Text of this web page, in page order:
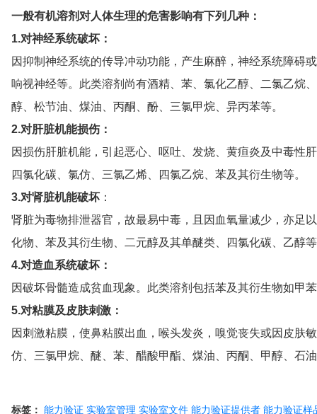
一般有机溶剂对人体生理的危害影响有下列几种：
1.对神经系统破坏：
因抑制神经系统的传导冲动功能，产生麻醉，神经系统障碍
响视神经等。此类溶剂尚有酒精、苯、氯化乙醇、二氯乙烷
醇、松节油、煤油、丙酮、酚、三氯甲烷、异丙苯等。
2.对肝脏机能损伤：
因损伤肝脏机能，引起恶心、呕吐、发烧、黄疸炎及中毒性
四氯化碳、氯仿、三氯乙烯、四氯乙烷、苯及其衍生物等。
3.对肾脏机能破坏 ：
肾脏为毒物排泄器官，故最易中毒，且因血氧量减少，亦足
化物、苯及其衍生物、二元醇及其单醚类、四氯化碳、乙醇
4.对造血系统破坏：
因破坏骨髓造成贫血现象。此类溶剂包括苯及其衍生物如甲
5.对粘膜及皮肤刺激：
因刺激粘膜，使鼻粘膜出血，喉头发炎，嗅觉丧失或因皮肤
仿、三氯甲烷、醚、苯、醋酸甲酯、煤油、丙酮、甲醇、石
标签： 能力验证 实验室管理 实验室文件 能力验证提供者 能力验证样